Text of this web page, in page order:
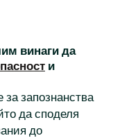
винаги да
и
запознанства
да споделя
до